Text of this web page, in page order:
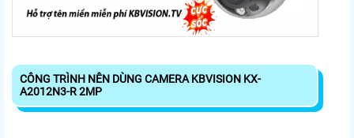
CÔNG TRÌNH NÊN DÙNG CAMERA KBVISION KX-
A2012N3-R 2MP